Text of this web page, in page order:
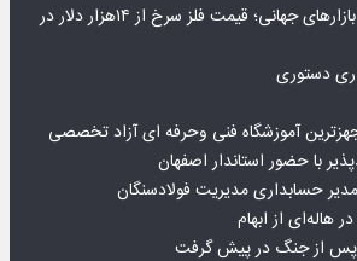
تداوم صعود مس در بازارهای جهانی؛ قیمت فلز سرخ از ۱۴هزار دلار در
دستوری
آموزشگاه فنی وحرفه ای آزاد تخصصی
با حضور استاندار اصفهان
مدیر حسابداری مدیریت فولادسنگان
هاله‌ای از ابهام
پس از جنگ در پیش گرفت